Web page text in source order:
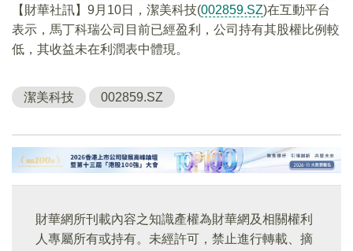
【財華社訊】9月10日，潔美科技(002859.SZ)在互動平台
表示，馬丁科瑞公司目前已經盈利，公司持有其股權比例較
低，其收益未在利潤表中體現。
潔美科技 002859.SZ
財華網所刊載內容之知識產權為財華網及相關權利
人專屬所有或持有。未經許可，禁止進行轉載、摘